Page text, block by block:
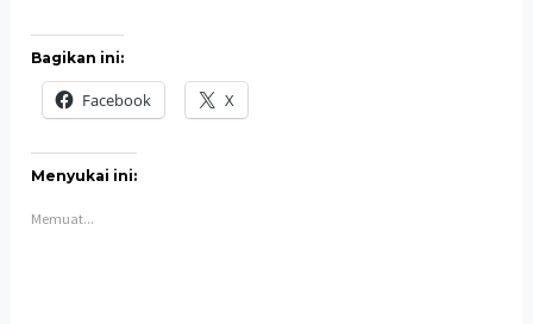
Bagikan ini:
Facebook X
Menyukai ini:
Memuat...